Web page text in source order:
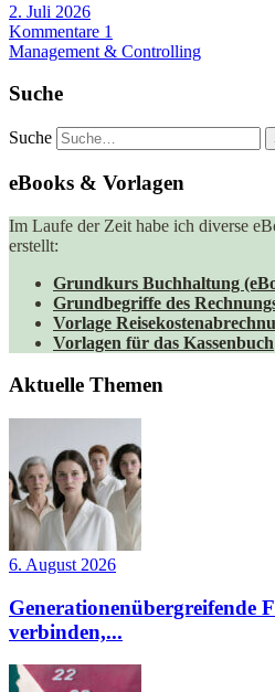
2. Juli 2026
Kommentare 1
Management & Controlling
Suche
Suche
eBooks & Vorlagen
Im Laufe der Zeit habe ich diverse
erstellt:
Grundkurs Buchhaltung
Grundbegriffe des
Vorlage
Vorlagen für das Kassenbuch
Aktuelle Themen
6. August 2026
Generationenübergreifende
verbinden,...